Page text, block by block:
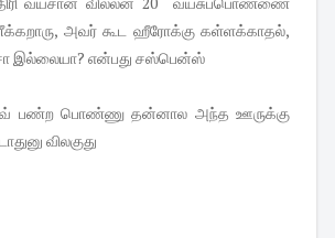
அவர் கூட ஹீரோக்கு கள்ளக்காதல்,
இல்லையா? என்பது சஸ்பென்ஸ்
லவ் பண்ற பொண்ணு தன்னால அந்த ஊருக்கு
விலகுது